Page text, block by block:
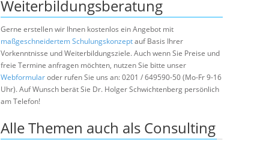
Weiterbildungsberatung
Gerne erstellen wir Ihnen kostenlos ein Angebot mit
maßgeschneidertem Schulungskonzeptauf Basis Ihrer
Vorkenntnisse und Weiterbildungsziele. Auch wenn Sie Preise und
freie Termine anfragen möchten, nutzen Sie bitte unser
Webformularoder rufen Sie uns an: 0201 / 649590-50 (Mo-Fr 9-16
Uhr). Auf Wunsch berät Sie Dr. Holger Schwichtenberg persönlich
am Telefon!
Alle Themen auch als Consulting